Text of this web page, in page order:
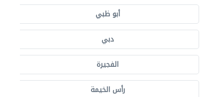
أبو ظبي
دبي
الفجيرة
رأس الخيمة